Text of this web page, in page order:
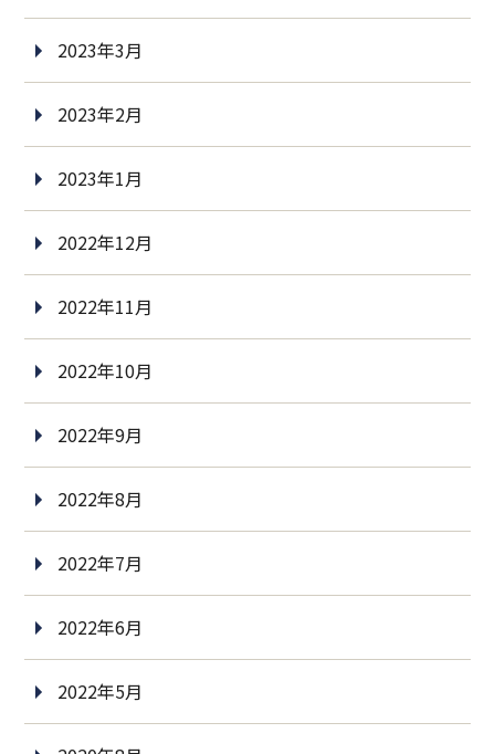
2023年3月
2023年2月
2023年1月
2022年12月
2022年11月
2022年10月
2022年9月
2022年8月
2022年7月
2022年6月
2022年5月